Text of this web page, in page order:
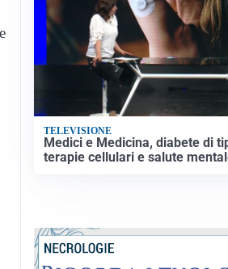
TELEVISIONE
Medici e Medicina, diabete di
terapie cellulari e salute